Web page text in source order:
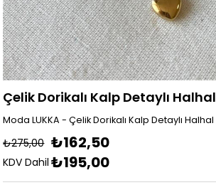
Çelik Dorikalı Kalp Detaylı Halhal
Moda LUKKA - Çelik Dorikalı Kalp Detaylı Halhal
₺275,00 ₺162,50
KDV Dahil ₺195,00